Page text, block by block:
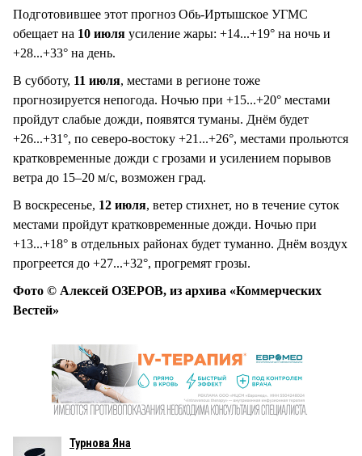
Подготовившее этот прогноз Обь-Иртышское УГМС
обещает на 10 июля усиление жары: +14...+19° на ночь и
+28...+33° на день.
В субботу, 11 июля, местами в регионе тоже
прогнозируется непогода. Ночью при +15...+20° местами
пройдут слабые дожди, появятся туманы. Днём будет
+26...+31°, по северо-востоку +21...+26°, местами прольются
кратковременные дожди с грозами и усилением порывов
ветра до 15–20 м/с, возможен град.
В воскресенье, 12 июля, ветер стихнет, но в течение суток
местами пройдут кратковременные дожди. Ночью при
+13...+18° в отдельных районах будет туманно. Днём воздух
прогреется до +27...+32°, прогремят грозы.
Фото © Алексей ОЗЕРОВ, из архива «Коммерческих
Вестей»
Турнова Яна